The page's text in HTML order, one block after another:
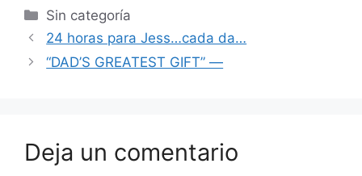
Sin categoría
24 horas para Jess…cada da…
“DAD’S GREATEST GIFT” —
Deja un comentario